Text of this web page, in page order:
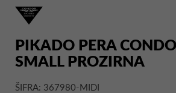
PIKADO PERA
SMALL PROZIRNA
ŠIFRA: 367980-MIDI